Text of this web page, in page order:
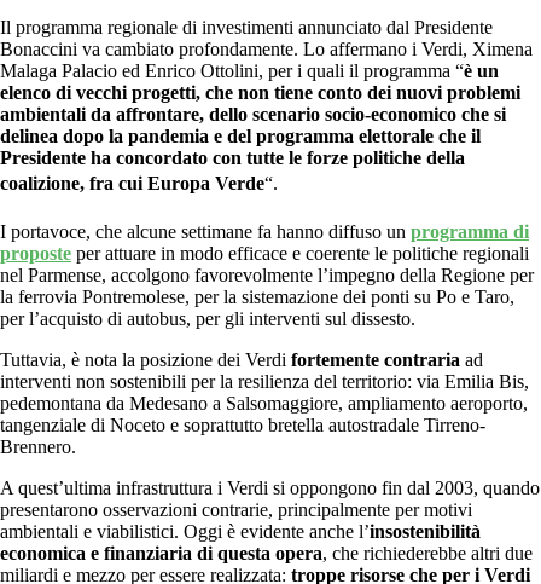
Il programma regionale di investimenti annunciato dal Presidente
Bonaccini va cambiato profondamente. Lo affermano i Verdi, Ximena
Malaga Palacio ed Enrico Ottolini, per i quali il programma “è un
elenco di vecchi progetti, che non tiene conto dei nuovi problemi
ambientali da affrontare, dello scenario socio-economico che si
delinea dopo la pandemia e del programma elettorale che il
Presidente ha concordato con tutte le forze politiche della
coalizione, fra cui Europa Verde“.
I portavoce, che alcune settimane fa hanno diffuso un programma di
proposte per attuare in modo efficace e coerente le politiche regionali
nel Parmense, accolgono favorevolmente l’impegno della Regione per
la ferrovia Pontremolese, per la sistemazione dei ponti su Po e Taro,
per l’acquisto di autobus, per gli interventi sul dissesto.
Tuttavia, è nota la posizione dei Verdi fortemente contraria ad
interventi non sostenibili per la resilienza del territorio: via Emilia Bis,
pedemontana da Medesano a Salsomaggiore, ampliamento aeroporto,
tangenziale di Noceto e soprattutto bretella autostradale Tirreno-
Brennero.
A quest’ultima infrastruttura i Verdi si oppongono fin dal 2003, quando
presentarono osservazioni contrarie, principalmente per motivi
ambientali e viabilistici. Oggi è evidente anche l’insostenibilità
economica e finanziaria di questa opera, che richiederebbe altri due
miliardi e mezzo per essere realizzata: troppe risorse che per i Verdi